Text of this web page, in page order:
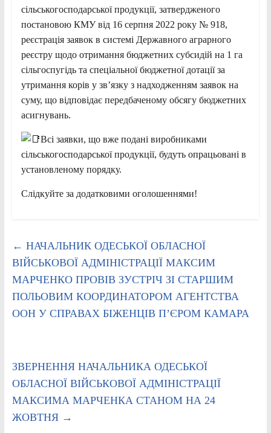
сільськогосподарської продукції, затвердженого
постановою КМУ від 16 серпня 2022 року № 918,
реєстрація заявок в системі Державного аграрного
реєстру щодо отримання бюджетних субсидій на 1 га
сільгоспугідь та спеціальної бюджетної дотації за
утримання корів у зв’язку з надходженням заявок на
суму, що відповідає передбаченому обсягу бюджетних
асигнувань.
Всі заявки, що вже подані виробниками
сільськогосподарської продукції, будуть опрацьовані в
установленому порядку.
Слідкуйте за додатковими оголошеннями!
← НАЧАЛЬНИК ОДЕСЬКОЇ ОБЛАСНОЇ
ВІЙСЬКОВОЇ АДМІНІСТРАЦІЇ МАКСИМ
МАРЧЕНКО ПРОВІВ ЗУСТРІЧ ЗІ СТАРШИМ
ПОЛЬОВИМ КООРДИНАТОРОМ АГЕНТСТВА
ООН У СПРАВАХ БІЖЕНЦІВ П’ЄРОМ КАМАРА
ЗВЕРНЕННЯ НАЧАЛЬНИКА ОДЕСЬКОЇ
ОБЛАСНОЇ ВІЙСЬКОВОЇ АДМІНІСТРАЦІЇ
МАКСИМА МАРЧЕНКА СТАНОМ НА 24
ЖОВТНЯ →